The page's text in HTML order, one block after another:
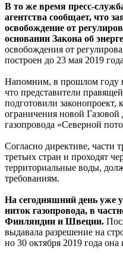
В то же время пресс-
агентства сообщает, что
освобождение от
основании Закона об
освобождения от
построен до 23 мая 2019
Напомним, в прошлом году
что представители
подготовили законопроект,
ограничения новой
газопровода «Северной
Согласно директиве, части
третьих стран и проходят
территориальные воды,
требованиям.
На сегодняшний день уже
ниток газопровода, в
Финляндии и Швеции.
выдавала разрешение на
но 30 октября 2019 года